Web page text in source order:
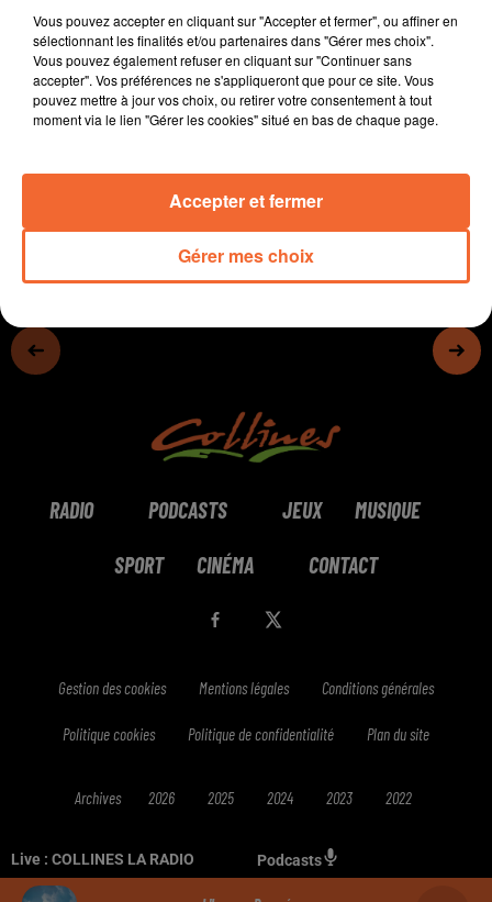
Live : COLLINES LA RADIO Podcasts
- Les 10 ans de l'Outil en Main du Moncoutantais.
- Il y aura moins de bovins sur le concours de la foire
expo de Bressuire.
- Cholet basket brigue une place en demi-finale de la
Fiba Eurocup...
0:00 12 min 37 sec
RADIO PODCASTS JEUX MUSIQUE
SPORT CINÉMA CONTACT
Gestion des cookies Mentions légales Conditions générales
Politique cookies Politique de confidentialité Plan du site
Archives 2026 2025 2024 2023 2022
Vous pouvez accepter en cliquant sur "Accepter et fermer", ou affiner en
sélectionnant les finalités et/ou partenaires dans "Gérer mes choix".
Vous pouvez également refuser en cliquant sur "Continuer sans
accepter". Vos préférences ne s'appliqueront que pour ce site. Vous
pouvez mettre à jour vos choix, ou retirer votre consentement à tout
moment via le lien "Gérer les cookies" situé en bas de chaque page.
Gérer mes choix
Accepter et fermer